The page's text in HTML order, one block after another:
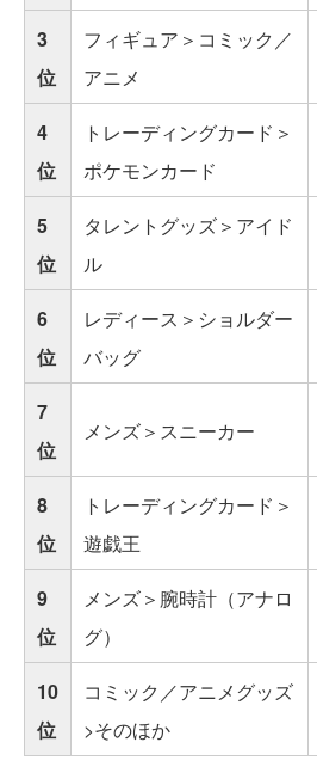
3
位
フィギュア＞コミック／
アニメ
4
位
トレーディングカード＞
ポケモンカード
5
位
タレントグッズ＞アイド
ル
6
位
レディース＞ショルダー
バッグ
7
位
メンズ＞スニーカー
8
位
トレーディングカード＞
遊戯王
9
位
メンズ＞腕時計（アナロ
グ）
10
位
コミック／アニメグッズ
>そのほか